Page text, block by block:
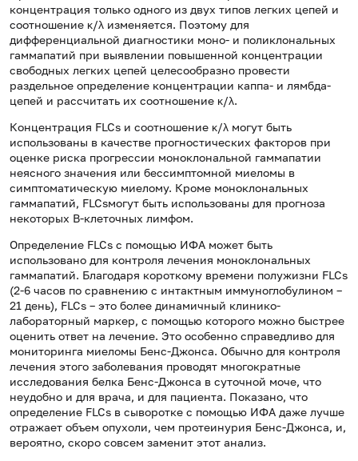
концентрация только одного из двух типов легких цепей и
соотношение κ/λ изменяется. Поэтому для
дифференциальной диагностики моно- и поликлональных
гаммапатий при выявлении повышенной концентрации
свободных легких цепей целесообразно провести
раздельное определение концентрации каппа- и лямбда-
цепей и рассчитать их соотношение κ/λ.
Концентрация FLCs и соотношение κ/λ могут быть
использованы в качестве прогностических факторов при
оценке риска прогрессии моноклональной гаммапатии
неясного значения или бессимптомной миеломы в
симптоматическую миелому. Кроме моноклональных
гаммапатий, FLCsмогут быть использованы для прогноза
некоторых В-клеточных лимфом.
Определение FLCs с помощью ИФА может быть
использовано для контроля лечения моноклональных
гаммапатий. Благодаря короткому времени полужизни FLCs
(2-6 часов по сравнению с интактным иммуноглобулином –
21 день), FLCs – это более динамичный клинико-
лабораторный маркер, с помощью которого можно быстрее
оценить ответ на лечение. Это особенно справедливо для
мониторинга миеломы Бенс-Джонса. Обычно для контроля
лечения этого заболевания проводят многократные
исследования белка Бенс-Джонса в суточной моче, что
неудобно и для врача, и для пациента. Показано, что
определение FLCs в сыворотке с помощью ИФА даже лучше
отражает объем опухоли, чем протеинурия Бенс-Джонса, и,
вероятно, скоро совсем заменит этот анализ.